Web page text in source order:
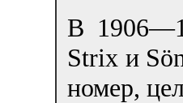
В
Strix и
номер,